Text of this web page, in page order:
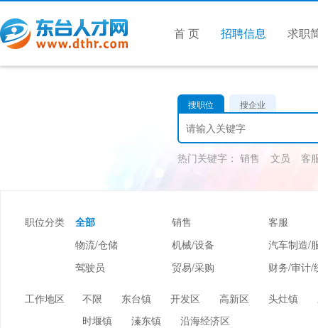
首 页 招聘信息 求职
搜职位 搜企业
热门关键字： 销售 文员 客
职位分类 全部 销售
客服
物流/仓储
机械/设备
汽车制造/
驾驶员
贸易/采购
财务/审计/
市场/媒介/公关
广告/会展/咨询
工作地区 不限 东台镇 开发区 高新区 头灶镇
时堰镇
溱东镇 沿海经济区